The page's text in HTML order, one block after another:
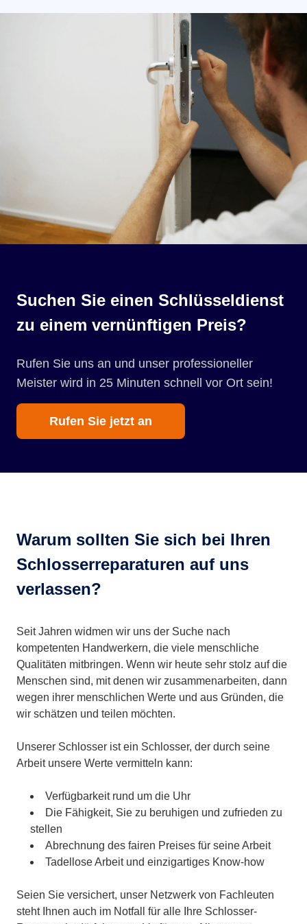
Suchen Sie einen Schlüsseldienst
zu einem vernünftigen Preis?
Rufen Sie uns an und unser professioneller
Meister wird in 25 Minuten schnell vor Ort sein!
Rufen Sie jetzt an
Warum sollten Sie sich bei Ihren
Schlosserreparaturen auf uns
verlassen?
Seit Jahren widmen wir uns der Suche nach
kompetenten Handwerkern, die viele menschliche
Qualitäten mitbringen. Wenn wir heute sehr stolz auf die
Menschen sind, mit denen wir zusammenarbeiten, dann
wegen ihrer menschlichen Werte und aus Gründen, die
wir schätzen und teilen möchten.
Unserer Schlosser ist ein Schlosser, der durch seine
Arbeit unsere Werte vermitteln kann:
Verfügbarkeit rund um die Uhr
Die Fähigkeit, Sie zu beruhigen und zufrieden zu
stellen
Abrechnung des fairen Preises für seine Arbeit
Tadellose Arbeit und einzigartiges Know-how
Seien Sie versichert, unser Netzwerk von Fachleuten
steht Ihnen auch im Notfall für alle Ihre Schlosser-